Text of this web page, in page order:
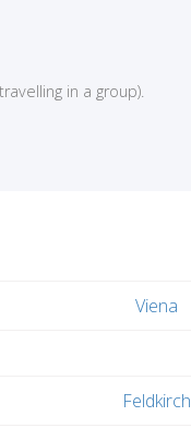
in a group).
Viena
Feldkirch